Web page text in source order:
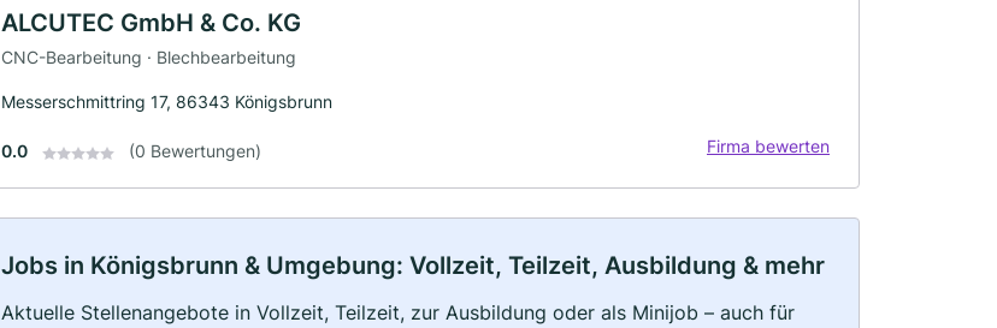
ALCUTEC GmbH & Co. KG
CNC-Bearbeitung · Blechbearbeitung
Messerschmittring 17, 86343 Königsbrunn
0.0 (0 Bewertungen) Firma bewerten
Jobs in Königsbrunn & Umgebung: Vollzeit, Teilzeit, Ausbildung & mehr
Aktuelle Stellenangebote in Vollzeit, Teilzeit, zur Ausbildung oder als Minijob – auch für